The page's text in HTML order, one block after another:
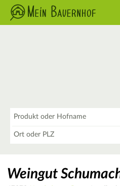
Weingut